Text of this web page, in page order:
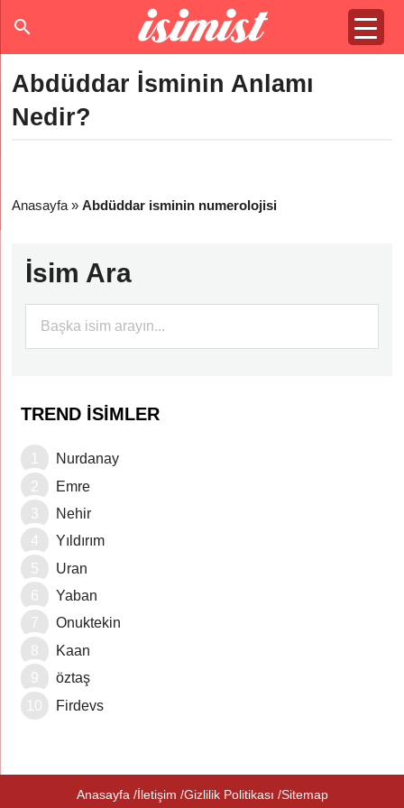
Abdüddar İsminin Anlamı
Nedir?
Anasayfa »Abdüddar isminin numerolojisi
İsim Ara
TREND İSIMLER
Nurdanay
Emre
Nehir
Yıldırım
Uran
Yaban
Onuktekin
Kaan
öztaş
Firdevs
Anasayfa İletişim Gizlilik Politikası Sitemap